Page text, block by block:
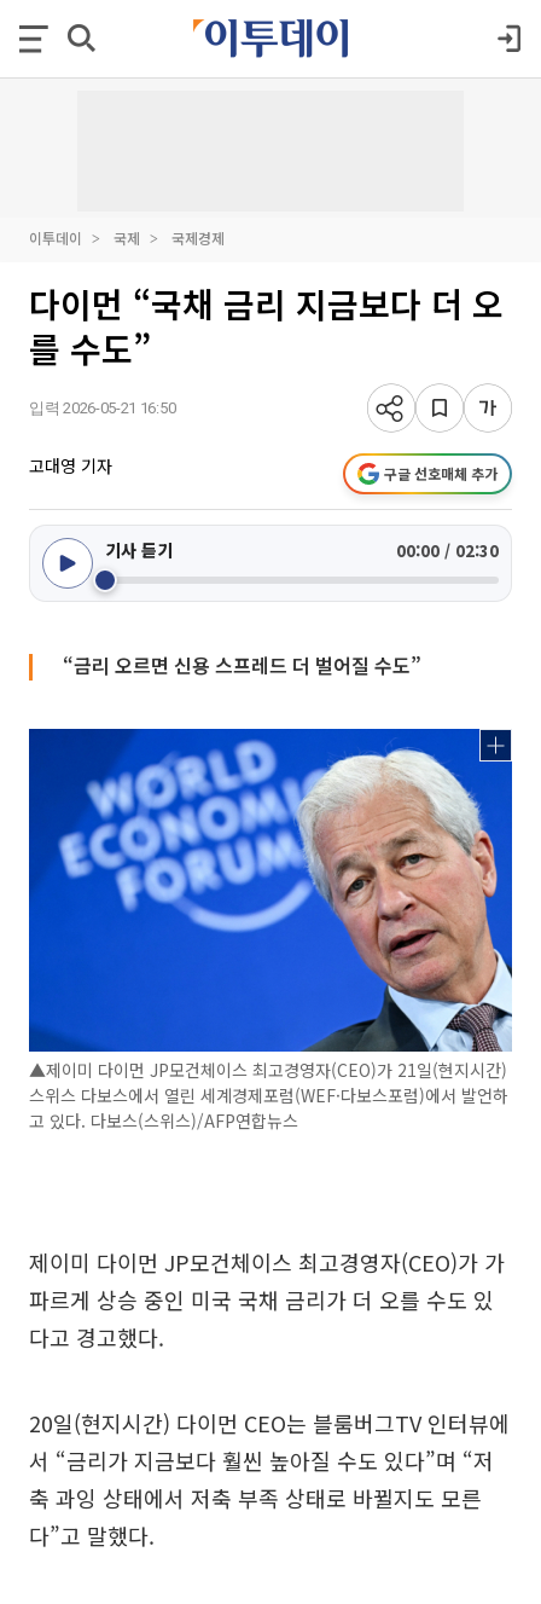
이투데이 국제 국제경제
다이먼 “국채 금리 지금보다 더 오
를 수도”
입력 2026-05-21 16:50
고대영 기자 구글 선호매체 추가
기사 듣기 00:00 / 02:30
“금리 오르면 신용 스프레드 더 벌어질 수도”
▲제이미 다이먼 JP모건체이스 최고경영자(CEO)가 21일(현지시간)
스위스 다보스에서 열린 세계경제포럼(WEF·다보스포럼)에서 발언하
고 있다. 다보스(스위스)/AFP연합뉴스
제이미 다이먼 JP모건체이스 최고경영자(CEO)가 가
파르게 상승 중인 미국 국채 금리가 더 오를 수도 있
다고 경고했다.
20일(현지시간) 다이먼 CEO는 블룸버그TV 인터뷰에
서 “금리가 지금보다 훨씬 높아질 수도 있다”며 “저
축 과잉 상태에서 저축 부족 상태로 바뀔지도 모른
다”고 말했다.